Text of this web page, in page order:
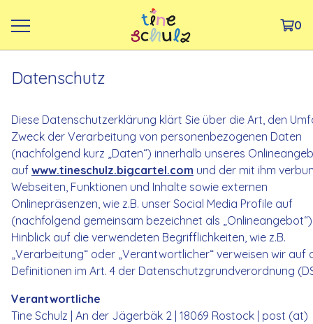
0
Datenschutz
Diese Datenschutzerklärung klärt Sie über die Art, den
Zweck der Verarbeitung von personenbezogenen Daten
(nachfolgend kurz „Daten“) innerhalb unseres
auf www.tineschulz.bigcartel.com und der mit ihm
Webseiten, Funktionen und Inhalte sowie externen
Onlinepräsenzen, wie z.B. unser Social Media Profile auf
(nachfolgend gemeinsam bezeichnet als
Hinblick auf die verwendeten Begrifflichkeiten, wie z.B.
„Verarbeitung“ oder „Verantwortlicher“ verweisen wir auf
Definitionen im Art. 4 der Datenschutzgrundverordnung
Verantwortliche
Tine Schulz | An der Jägerbäk 2 | 18069 Rostock | post (at)